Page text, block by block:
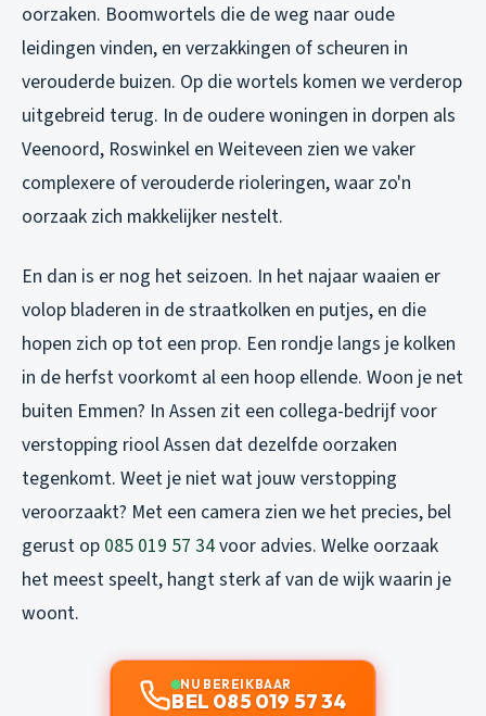
oorzaken. Boomwortels die de weg naar oude
leidingen vinden, en verzakkingen of scheuren in
verouderde buizen. Op die wortels komen we verderop
uitgebreid terug. In de oudere woningen in dorpen als
Veenoord, Roswinkel en Weiteveen zien we vaker
complexere of verouderde rioleringen, waar zo'n
oorzaak zich makkelijker nestelt.
En dan is er nog het seizoen. In het najaar waaien er
volop bladeren in de straatkolken en putjes, en die
hopen zich op tot een prop. Een rondje langs je kolken
in de herfst voorkomt al een hoop ellende. Woon je net
buiten Emmen? In Assen zit een collega-bedrijf voor
verstopping riool Assen dat dezelfde oorzaken
tegenkomt. Weet je niet wat jouw verstopping
veroorzaakt? Met een camera zien we het precies, bel
gerust op 085 019 57 34voor advies. Welke oorzaak
het meest speelt, hangt sterk af van de wijk waarin je
woont.
NU BEREIKBAAR
BEL 085 019 57 34